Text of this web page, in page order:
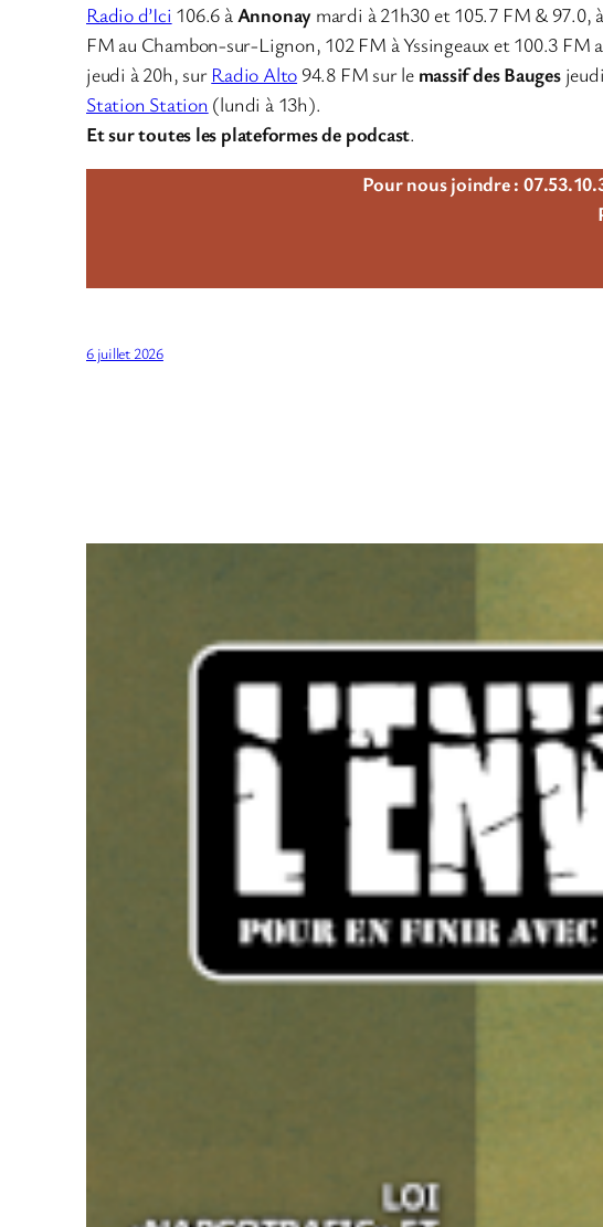
Radio d’Ici 106.6 àAnnonay mardi à 21h30 et 105.7 FM & 97.0, à
FM au Chambon-sur-Lignon, 102 FM à Yssingeaux et 100.3 FM
jeudi à 20h, sur Radio Alto 94.8 FM sur lemassif des Bauges
Station Station (lundi à 13h).
Et sur toutes les plateformes de podcast.
Pour nous joindre :
6 juillet 2026